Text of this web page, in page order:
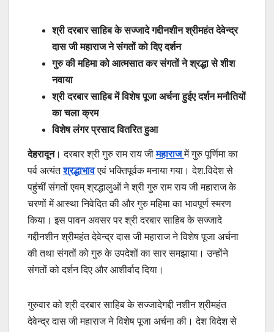
श्री दरबार साहिब के सज्जादे गद्दीनशीन श्रीमहंत देवेन्द्र
दास जी महाराज ने संगतों को दिए दर्शन
गुरु की महिमा को आत्मसात कर संगतों ने श्रद्धा से शीश
नवाया
श्री दरबार साहिब में विशेष पूजा अर्चना हुईए दर्शन मनौतियों
का चला क्रम
विशेष लंगर प्रसाद वितरित हुआ
देहरादून। दरबार श्री गुरु राम राय जीमहाराजमें गुरु पूर्णिमा का
पर्व अत्यंतश्रद्धाभावएवं भक्तिपूर्वक मनाया गया। देश.विदेश से
पहुंचीं संगतों एवम् श्रद्धालुओं ने श्री गुरु राम राय जी महाराज के
चरणों में आस्था निवेदित की और गुरु महिमा का भावपूर्ण स्मरण
किया। इस पावन अवसर पर श्री दरबार साहिब के सज्जादे
गद्दीनशीन श्रीमहंत देवेन्द्र दास जी महाराज ने विशेष पूजा अर्चना
की तथा संगतों को गुरु के उपदेशों का सार समझाया। उन्होंने
संगतों को दर्शन दिए और आशीर्वाद दिया।
गुरुवार को श्री दरबार साहिब के सज्जादेगद्दी नशीन श्रीमहंत
देवेन्द्र दास जी महाराज ने विशेष पूजा अर्चना की। देश विदेश से